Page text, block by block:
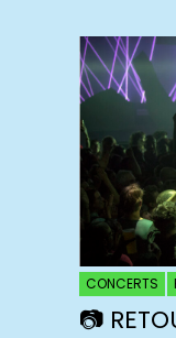
CONCERTS
📷